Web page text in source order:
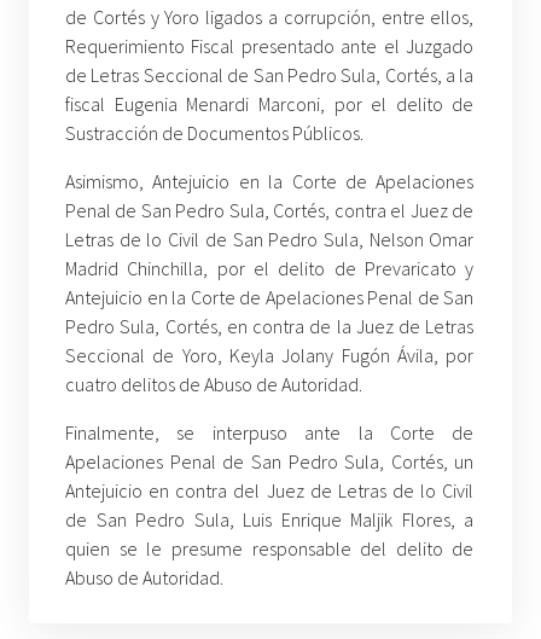
de Cortés y Yoro ligados a corrupción, entre ellos,
Requerimiento Fiscal presentado ante el Juzgado
de Letras Seccional de San Pedro Sula, Cortés, a la
fiscal Eugenia Menardi Marconi, por el delito de
Sustracción de Documentos Públicos.
Asimismo, Antejuicio en la Corte de Apelaciones
Penal de San Pedro Sula, Cortés, contra el Juez de
Letras de lo Civil de San Pedro Sula, Nelson Omar
Madrid Chinchilla, por el delito de Prevaricato y
Antejuicio en la Corte de Apelaciones Penal de San
Pedro Sula, Cortés, en contra de la Juez de Letras
Seccional de Yoro, Keyla Jolany Fugón Ávila, por
cuatro delitos de Abuso de Autoridad.
Finalmente, se interpuso ante la Corte de
Apelaciones Penal de San Pedro Sula, Cortés, un
Antejuicio en contra del Juez de Letras de lo Civil
de San Pedro Sula, Luis Enrique Maljik Flores, a
quien se le presume responsable del delito de
Abuso de Autoridad.